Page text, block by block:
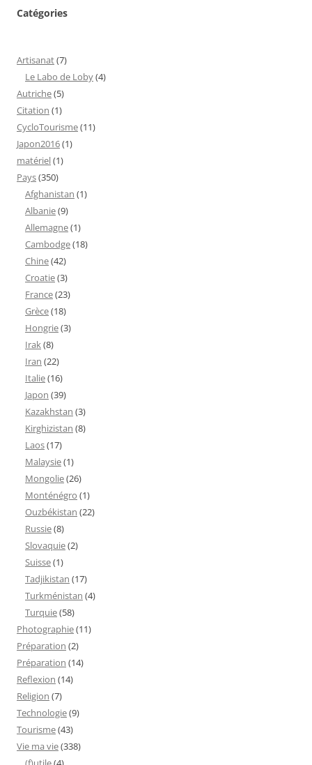
Catégories
Artisanat(7)
Le Labo de Loby(4)
Autriche(5)
Citation (1)
CycloTourisme(11)
Japon2016(1)
matériel(1)
Pays(350)
Afghanistan (1)
Albanie(9)
Allemagne(1)
Cambodge(18)
Chine(42)
Croatie(3)
France(23)
Grèce(18)
Hongrie(3)
Irak(8)
Iran (22)
Italie(16)
Japon (39)
Kazakhstan (3)
Kirghizistan (8)
Laos(17)
Malaysie(1)
Mongolie(26)
Monténégro (1)
Ouzbékistan (22)
Russie(8)
Slovaquie(2)
Suisse(1)
Tadjikistan (17)
Turkménistan (4)
Turquie(58)
Photographie(11)
Préparation (2)
Préparation (14)
Reflexion (14)
Religion (7)
Technologie(9)
Tourisme(43)
Vie ma vie(338)